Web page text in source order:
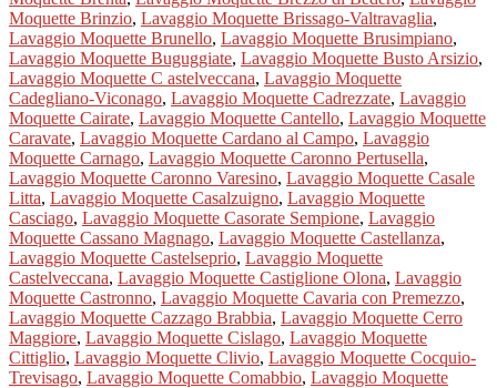
Moquette Brinzio, Lavaggio Moquette Brissago-Valtravaglia,
Lavaggio Moquette Brunello, Lavaggio Moquette Brusimpiano,
Lavaggio Moquette Buguggiate, Lavaggio Moquette Busto Arsizio,
Lavaggio Moquette C astelveccana, Lavaggio Moquette
Cadegliano-Viconago, Lavaggio Moquette Cadrezzate, Lavaggio
Moquette Cairate, Lavaggio Moquette Cantello, Lavaggio Moquette
Caravate, Lavaggio Moquette Cardano al Campo, Lavaggio
Moquette Carnago, Lavaggio Moquette Caronno Pertusella,
Lavaggio Moquette Caronno Varesino, Lavaggio Moquette Casale
Litta, Lavaggio Moquette Casalzuigno, Lavaggio Moquette
Casciago, Lavaggio Moquette Casorate Sempione, Lavaggio
Moquette Cassano Magnago, Lavaggio Moquette Castellanza,
Lavaggio Moquette Castelseprio, Lavaggio Moquette
Castelveccana, Lavaggio Moquette Castiglione Olona, Lavaggio
Moquette Castronno, Lavaggio Moquette Cavaria con Premezzo,
Lavaggio Moquette Cazzago Brabbia, Lavaggio Moquette Cerro
Maggiore, Lavaggio Moquette Cislago, Lavaggio Moquette
Cittiglio, Lavaggio Moquette Clivio, Lavaggio Moquette Cocquio-
Trevisago, Lavaggio Moquette Comabbio, Lavaggio Moquette